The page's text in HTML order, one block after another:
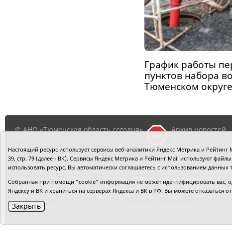
График работы
пунктов набора
Тюменском округе
© АНО «Тюменская область сегодня»,
Архив новостей
районов ТО
Главный редактор Рябков А.В. Редакция: 625002, Тюмень,
Адрес для писем: 625000, Россия, Тюмень, Почтамт, а/я 371.
Регистрация СМИ: Сетевое издание «Интернет-газета
службой по надзору в сфере связи, информационных
«Тюменская область сегодня».
Настоящий ресурс использует сервисы веб-аналитики Яндекс Метрика и
39, стр. 79 (далее - ВК). Сервисы Яндекс Метрика и Рейтинг Mail используют
использовать ресурс, Вы автоматически соглашаетесь с использованием данных
Собранная при помощи "cookie" информация не может идентифицировать вас,
Яндексу и ВК и храниться на серверах Яндекса и ВК в РФ. Вы можете отказаться
Закрыть